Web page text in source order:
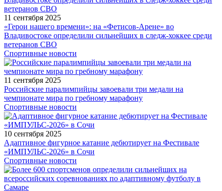
11 сентября 2025
«Герои нашего времени»: на «Фетисов-Арене» во
Владивостоке определили сильнейших в следж-хоккее среди
ветеранов СВО
Спортивные новости
11 сентября 2025
Российские паралимпийцы завоевали три медали на
чемпионате мира по гребному марафону
Спортивные новости
10 сентября 2025
Адаптивное фигурное катание дебютирует на Фестивале
«ИМПУЛЬС-2026» в Сочи
Спортивные новости